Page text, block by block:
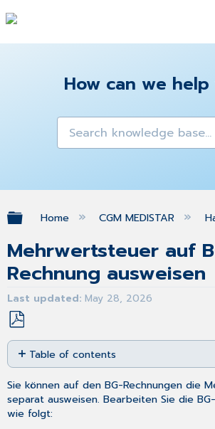
How can we help
Expand/collapse global
Home CGM MEDISTAR
Mehrwertsteuer auf
Rechnung ausweisen
Last updated May 28, 2026
Save
as
PDF
Table of contents
No
headers
Sie können auf den BG-Rechnungen die
separat ausweisen. Bearbeiten Sie die
wie folgt: